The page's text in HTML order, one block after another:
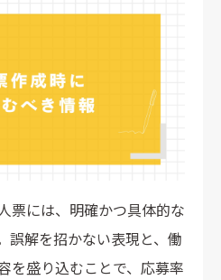
票には、明確かつ具体的な
誤解を招かない表現と、働
を盛り込むことで、応募率